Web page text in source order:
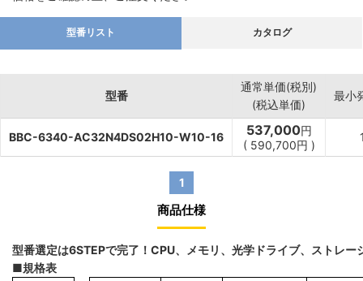
型番リスト カタログ
型番
通常単価(税別)
(税込単価)
最小
BBC-6340-AC32N4DS02H10-W10-16 537,000円
( 590,700円 )
1
商品仕様
型番選定は6STEPで完了！CPU、メモリ、光学ドライブ、ストレ
■規格表